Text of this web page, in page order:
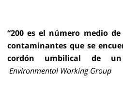
“200 es el número medio
contaminantes que se
cordón umbilical de
Environmental Working Group